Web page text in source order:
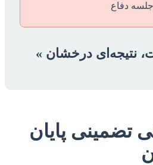
دفاع
نتیجه‌ای درخشان »
تضمینی پایان